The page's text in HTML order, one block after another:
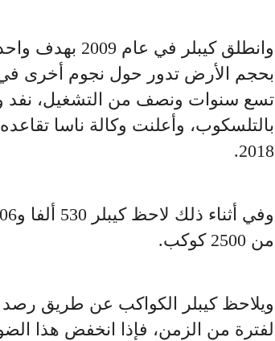
وانطلق كيبلر في
بحجم الأرض تدور حول نجوم أخرى في
تسع سنوات ونصف من التشغيل، نفد
بالتلسكوب، وأعلنت وكالة ناسا
2018.
من 2500 كوكب.
ويلاحظ كيبلر الكواكب عن طريق رصد
لفترة من الزمن، فإذا انخفض هذا